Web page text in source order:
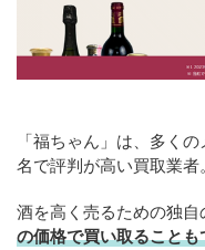
「福ちゃん」は、多く
名で評判が高い買取業者。
酒を高く売るための独自
の価格で買い取ることも